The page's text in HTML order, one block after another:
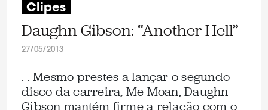
Clipes
Daughn Gibson: “Another Hell”
27/05/2013
. . Mesmo prestes a lançar o segundo
disco da carreira, Me Moan, Daughn
Gibson mantém firme a relação com o